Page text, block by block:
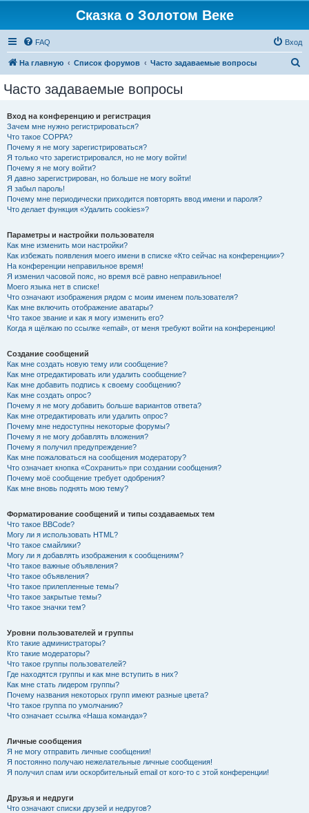
Сказка о Золотом Веке
FAQ Вход
На главную Список форумов Часто задаваемые вопросы
Часто задаваемые вопросы
Вход на конференцию и регистрация
Зачем мне нужно регистрироваться?
Что такое COPPA?
Почему я не могу зарегистрироваться?
Я только что зарегистрировался, но не могу войти!
Почему я не могу войти?
Я давно зарегистрирован, но больше не могу войти!
Я забыл пароль!
Почему мне периодически приходится повторять ввод имени и пароля?
Что делает функция «Удалить cookies»?
Параметры и настройки пользователя
Как мне изменить мои настройки?
Как избежать появления моего имени в списке «Кто сейчас на конференции»?
На конференции неправильное время!
Я изменил часовой пояс, но время всё равно неправильное!
Моего языка нет в списке!
Что означают изображения рядом с моим именем пользователя?
Как мне включить отображение аватары?
Что такое звание и как я могу изменить его?
Когда я щёлкаю по ссылке «email», от меня требуют войти на конференцию!
Создание сообщений
Как мне создать новую тему или сообщение?
Как мне отредактировать или удалить сообщение?
Как мне добавить подпись к своему сообщению?
Как мне создать опрос?
Почему я не могу добавить больше вариантов ответа?
Как мне отредактировать или удалить опрос?
Почему мне недоступны некоторые форумы?
Почему я не могу добавлять вложения?
Почему я получил предупреждение?
Как мне пожаловаться на сообщения модератору?
Что означает кнопка «Сохранить» при создании сообщения?
Почему моё сообщение требует одобрения?
Как мне вновь поднять мою тему?
Форматирование сообщений и типы создаваемых тем
Что такое BBCode?
Могу ли я использовать HTML?
Что такое смайлики?
Могу ли я добавлять изображения к сообщениям?
Что такое важные объявления?
Что такое объявления?
Что такое прилепленные темы?
Что такое закрытые темы?
Что такое значки тем?
Уровни пользователей и группы
Кто такие администраторы?
Кто такие модераторы?
Что такое группы пользователей?
Где находятся группы и как мне вступить в них?
Как мне стать лидером группы?
Почему названия некоторых групп имеют разные цвета?
Что такое группа по умолчанию?
Что означает ссылка «Наша команда»?
Личные сообщения
Я не могу отправить личные сообщения!
Я постоянно получаю нежелательные личные сообщения!
Я получил спам или оскорбительный email от кого-то с этой конференции!
Друзья и недруги
Что означают списки друзей и недругов?